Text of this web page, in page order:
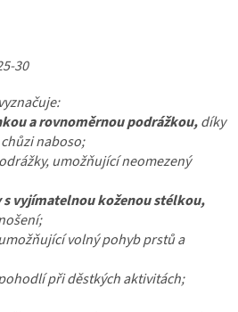
30
a rovnoměrnou podrážkou,díky
naboso;
umožňující neomezený
vyjímatelnou koženou stélkou,
volný pohyb prstů a
při děstkých aktivitách;